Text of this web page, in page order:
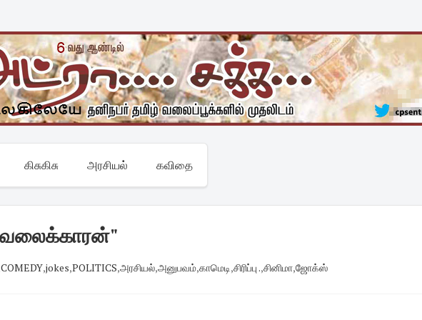
கிசுகிசு அரசியல் கவிதை
COMEDY,jokes,POLITICS,அரசியல்,அனுபவம்,காமெடி,சிரிப்பு .,சினிமா,ஜோக்ஸ்